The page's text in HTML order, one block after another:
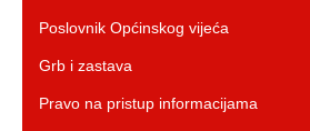
Poslovnik Općinskog vijeća
Grb i zastava
Pravo na pristup informacijama